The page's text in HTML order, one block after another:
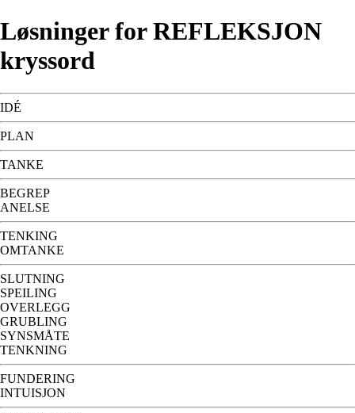
Løsninger for REFLEKSJON
kryssord
IDÉ
PLAN
TANKE
BEGREP
ANELSE
TENKING
OMTANKE
SLUTNING
SPEILING
OVERLEGG
GRUBLING
SYNSMÅTE
TENKNING
FUNDERING
INTUISJON